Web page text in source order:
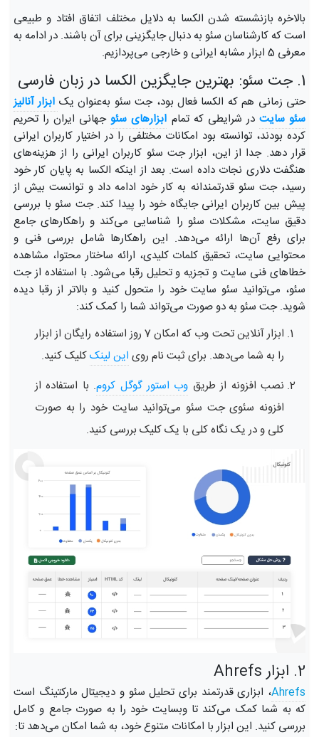
بالاخره بازنشسته شدن الکسا به دلایل مختلف اتفاق افتاد و طبیعی
است که کارشناسان سئو به دنبال جایگزینی برای آن باشند. در ادامه به
معرفی 5 ابزار مشابه ایرانی و خارجی می‌پردازیم.
1. جت سئو: بهترین جایگزین الکسا در زبان فارسی
حتی زمانی هم که الکسا فعال بود، جت سئو به‌عنوان یک
سئو سایت در شرایطی‌ که تمام ابزارهای سئوجهانی ایران را تحریم
کرده بودند، توانسته بود امکانات مختلفی را در اختیار کاربران ایرانی
قرار دهد. جدا از این، ابزار جت سئو کاربران ایرانی را از هزینه‌های
هنگفت دلاری نجات داده است. بعد از اینکه الکسا به پایان کار خود
رسید، جت سئو قدرتمندانه به کار خود ادامه داد و توانست بیش از
پیش بین کاربران ایرانی جایگاه خود را پیدا کند.جت سئو با بررسی
دقیق سایت، مشکلات سئو را شناسایی می‌کند و راهکارهای جامع
برای رفع آن‌ها ارائه می‌دهد. این راهکارها شامل بررسی فنی و
محتوایی سایت، تحقیق کلمات کلیدی، ارائه ساختار محتوا، مشاهده
خطاهای فنی سایت و تجزیه و تحلیل رقبا می‌شود. با استفاده از جت
سئو، می‌توانید سئو سایت خود را متحول کنید و بالاتر از رقبا دیده
شوید. جت سئو به دو صورت می‌تواند شما را کمک کند:
ابزار آنلاین تحت وب که امکان 7 روز استفاده رایگان از ابزار
را به شما می‌دهد. برای ثبت نام روی این لینککلیک کنید.
نصب افزونه از طریق وب استور گوگل کروم. با استفاده از
افزونه سئوی جت سئو می‌توانید سایت خود را به صورت
کلی و در یک نگاه کلی با یک کلیک بررسی کنید.
2. ابزار Ahrefs
Ahrefs، ابزاری قدرتمند برای تحلیل سئو و دیجیتال مارکتینگ است
که به شما کمک می‌کند تا وبسایت خود را به صورت جامع و کامل
بررسی کنید. این ابزار با امکانات متنوع خود، به شما امکان می‌دهد تا: